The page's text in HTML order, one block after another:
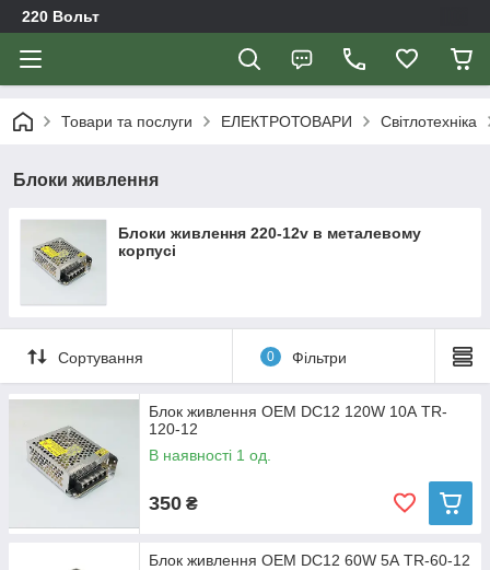
220 Вольт
Товари та послуги ЕЛЕКТРОТОВАРИ Світлотехніка
Блоки живлення
Блоки живлення 220-12v в металевому
корпусі
Сортування 0 Фільтри
Блок живлення OEM DC12 120W 10А TR-
120-12
В наявності 1 од.
350 ₴
Блок живлення OEM DC12 60W 5А TR-60-12